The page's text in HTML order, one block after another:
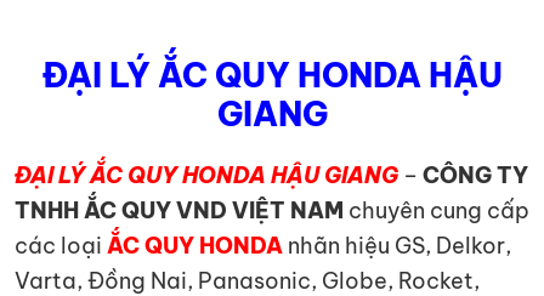
ĐẠI LÝ ẮC QUY HONDA HẬU
GIANG
ĐẠI LÝ ẮC QUY HONDA HẬU GIANG – CÔNG TY
TNHH ẮC QUY VND VIỆT NAM chuyên cung cấp
các loại ẮC QUY HONDA nhãn hiệu GS, Delkor,
Varta, Đồng Nai, Panasonic, Globe, Rocket,